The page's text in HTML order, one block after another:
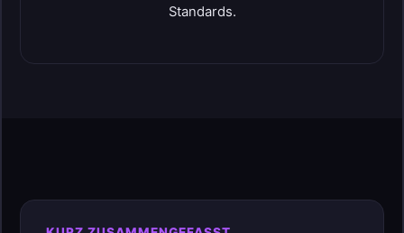
Standards.